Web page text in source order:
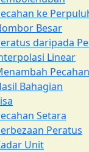
ke
Besar
daripada
Linear
Pecahan
Bahagian
Setara
Peratus
Unit